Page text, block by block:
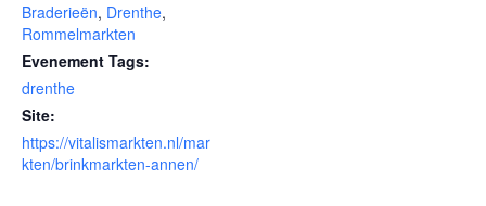
Braderieën, Drenthe,
Rommelmarkten
Evenement Tags:
drenthe
Site:
https://vitalismarkten.nl/mar
kten/brinkmarkten-annen/